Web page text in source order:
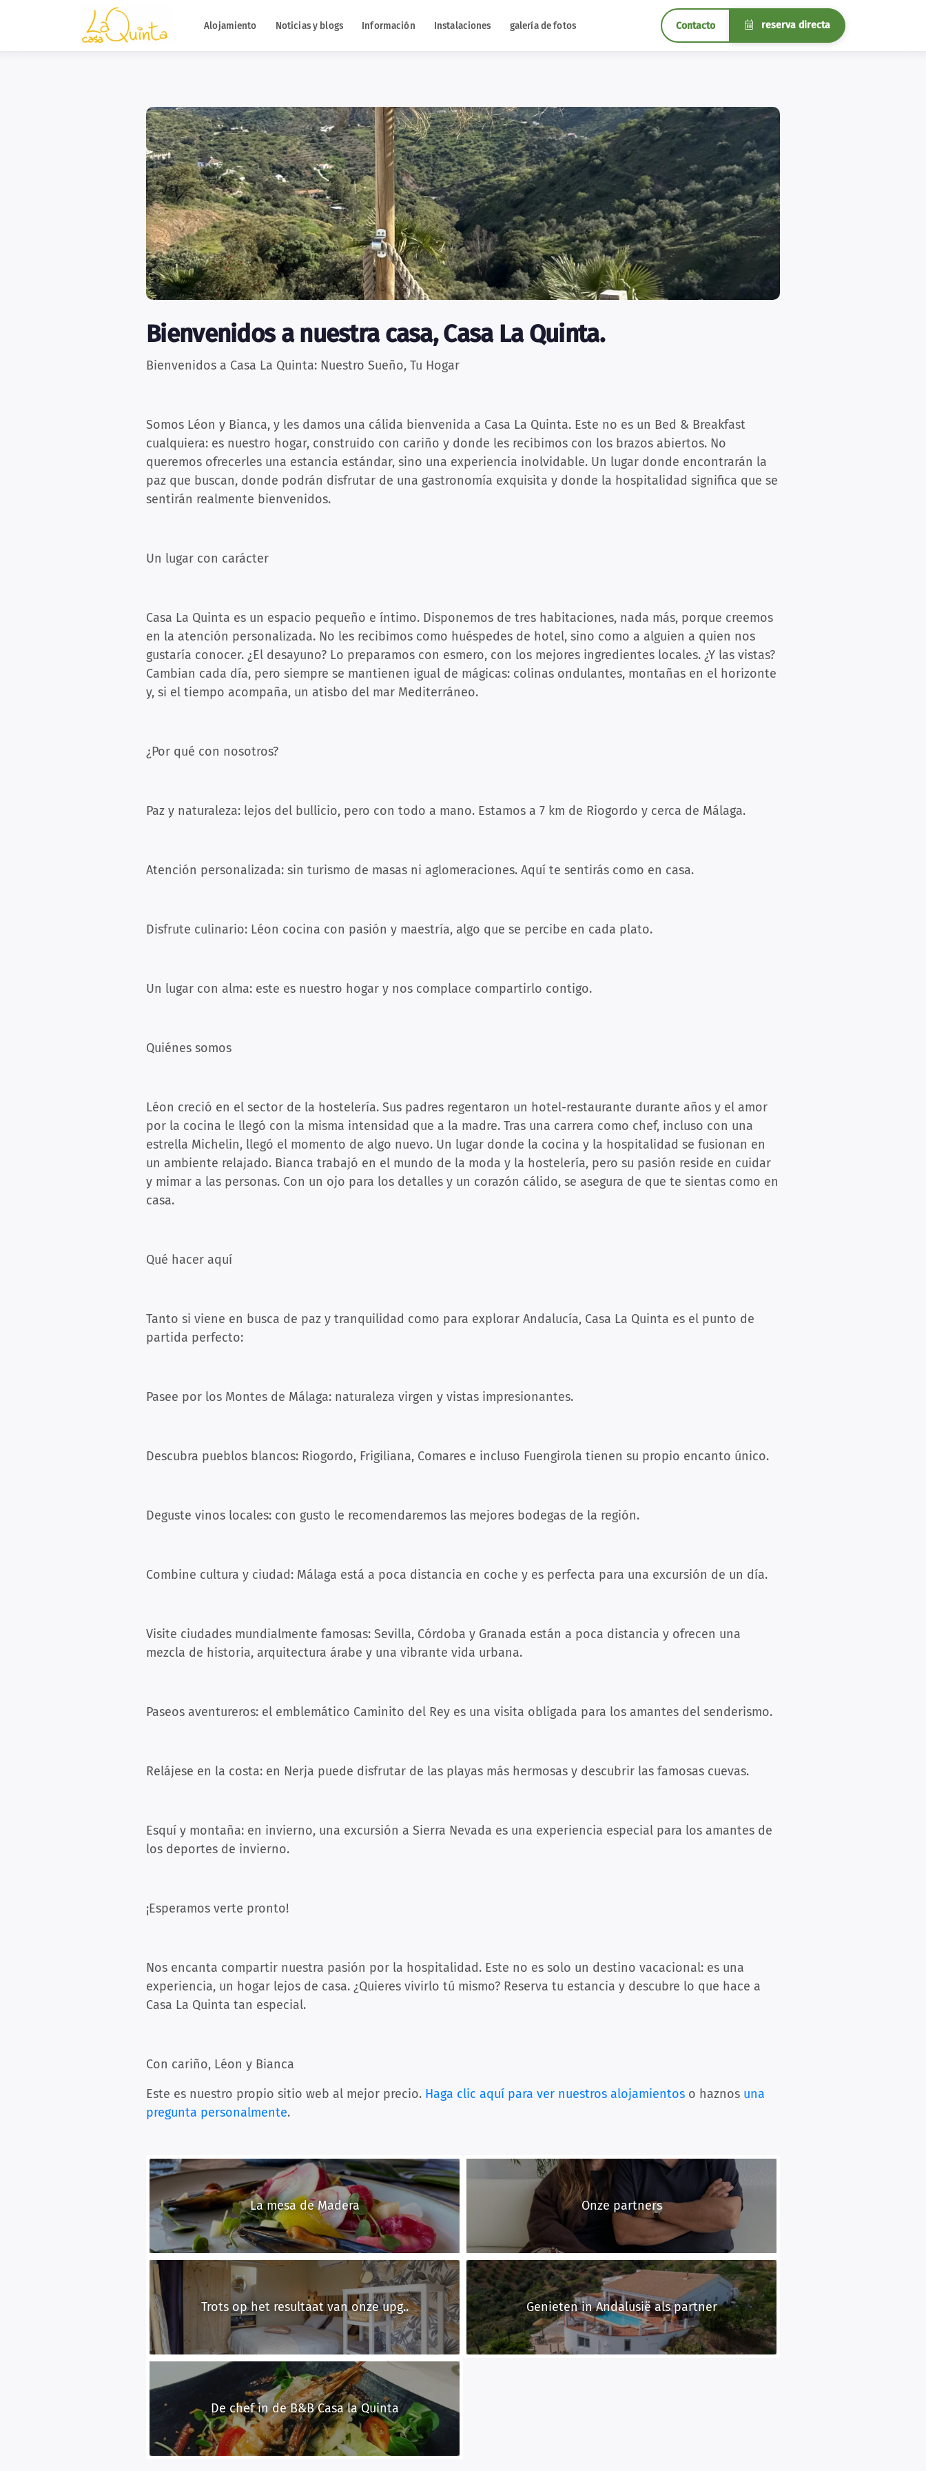
Alojamiento Noticias y blogs Información Instalaciones galería de fotos Contacto reserva directa
Bienvenidos a nuestra casa, Casa La Quinta.
Bienvenidos a Casa La Quinta: Nuestro Sueño, Tu Hogar
Somos Léon y Bianca, y les damos una cálida bienvenida a Casa La Quinta. Este no es un Bed & Breakfast
cualquiera: es nuestro hogar, construido con cariño y donde les recibimos con los brazos abiertos. No
queremos ofrecerles una estancia estándar, sino una experiencia inolvidable. Un lugar donde encontrarán la
paz que buscan, donde podrán disfrutar de una gastronomía exquisita y donde la hospitalidad significa que se
sentirán realmente bienvenidos.
Un lugar con carácter
Casa La Quinta es un espacio pequeño e íntimo. Disponemos de tres habitaciones, nada más, porque creemos
en la atención personalizada. No les recibimos como huéspedes de hotel, sino como a alguien a quien nos
gustaría conocer. ¿El desayuno? Lo preparamos con esmero, con los mejores ingredientes locales. ¿Y las vistas?
Cambian cada día, pero siempre se mantienen igual de mágicas: colinas ondulantes, montañas en el horizonte
y, si el tiempo acompaña, un atisbo del mar Mediterráneo.
¿Por qué con nosotros?
Paz y naturaleza: lejos del bullicio, pero con todo a mano. Estamos a 7 km de Riogordo y cerca de Málaga.
Atención personalizada: sin turismo de masas ni aglomeraciones. Aquí te sentirás como en casa.
Disfrute culinario: Léon cocina con pasión y maestría, algo que se percibe en cada plato.
Un lugar con alma: este es nuestro hogar y nos complace compartirlo contigo.
Quiénes somos
Léon creció en el sector de la hostelería. Sus padres regentaron un hotel-restaurante durante años y el amor
por la cocina le llegó con la misma intensidad que a la madre. Tras una carrera como chef, incluso con una
estrella Michelin, llegó el momento de algo nuevo. Un lugar donde la cocina y la hospitalidad se fusionan en
un ambiente relajado. Bianca trabajó en el mundo de la moda y la hostelería, pero su pasión reside en cuidar
y mimar a las personas. Con un ojo para los detalles y un corazón cálido, se asegura de que te sientas como en
casa.
Qué hacer aquí
Tanto si viene en busca de paz y tranquilidad como para explorar Andalucía, Casa La Quinta es el punto de
partida perfecto:
Pasee por los Montes de Málaga: naturaleza virgen y vistas impresionantes.
Descubra pueblos blancos: Riogordo, Frigiliana, Comares e incluso Fuengirola tienen su propio encanto único.
Deguste vinos locales: con gusto le recomendaremos las mejores bodegas de la región.
Combine cultura y ciudad: Málaga está a poca distancia en coche y es perfecta para una excursión de un día.
Visite ciudades mundialmente famosas: Sevilla, Córdoba y Granada están a poca distancia y ofrecen una
mezcla de historia, arquitectura árabe y una vibrante vida urbana.
Paseos aventureros: el emblemático Caminito del Rey es una visita obligada para los amantes del senderismo.
Relájese en la costa: en Nerja puede disfrutar de las playas más hermosas y descubrir las famosas cuevas.
Esquí y montaña: en invierno, una excursión a Sierra Nevada es una experiencia especial para los amantes de
los deportes de invierno.
¡Esperamos verte pronto!
Nos encanta compartir nuestra pasión por la hospitalidad. Este no es solo un destino vacacional: es una
experiencia, un hogar lejos de casa. ¿Quieres vivirlo tú mismo? Reserva tu estancia y descubre lo que hace a
Casa La Quinta tan especial.
Con cariño, Léon y Bianca
Este es nuestro propio sitio web al mejor precio. Haga clic aquí para ver nuestros alojamientos o haznos una
pregunta personalmente.
De chef in de B&B Casa la Quinta
La mesa de Madera Onze partners
Trots op het resultaat van onze upg.. Genieten in Andalusië als partner